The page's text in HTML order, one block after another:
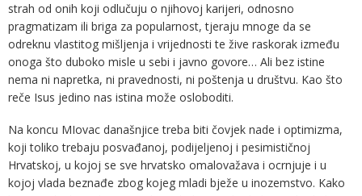
strah od onih koji odlučuju o njihovoj karijeri, odnosno
pragmatizam ili briga za popularnost, tjeraju mnoge da se
odreknu vlastitog mišljenja i vrijednosti te žive raskorak između
onoga što duboko misle u sebi i javno govore… Ali bez istine
nema ni napretka, ni pravednosti, ni poštenja u društvu. Kao što
reče Isus jedino nas istina može osloboditi.
Na koncu MIovac današnjice treba biti čovjek nade i optimizma,
koji toliko trebaju posvađanoj, podijeljenoj i pesimističnoj
Hrvatskoj, u kojoj se sve hrvatsko omalovažava i ocrnjuje i u
kojoj vlada beznađe zbog kojeg mladi bježe u inozemstvo. Kako